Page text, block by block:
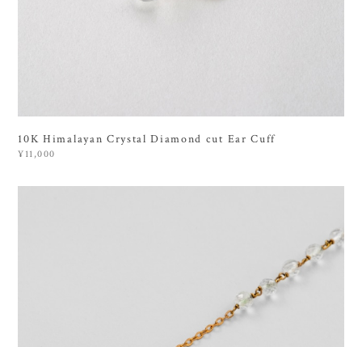
10K Himalayan Crystal Diamond cut Ear Cuff
¥11,000